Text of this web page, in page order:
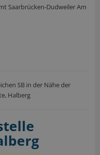
Saarbrücken-Dudweiler Am
SB in der Nähe der
Halberg